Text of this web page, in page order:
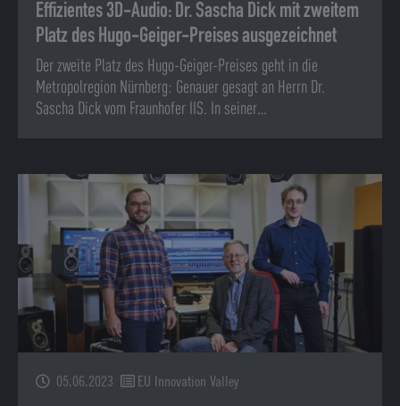
Effizientes 3D-Audio: Dr. Sascha Dick mit zweitem
Platz des Hugo-Geiger-Preises ausgezeichnet
Der zweite Platz des Hugo-Geiger-Preises geht in die
Metropolregion Nürnberg: Genauer gesagt an Herrn Dr.
Sascha Dick vom Fraunhofer IIS. In seiner…
05.06.2023 EU Innovation Valley